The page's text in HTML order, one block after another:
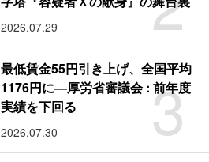
2026.07.29
3
最低賃金55円引き上げ、全国平均
1176円に―厚労省審議会 : 前年度
実績を下回る
2026.07.30